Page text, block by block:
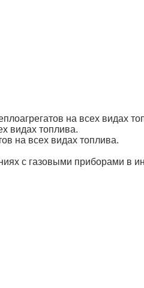
на всех видах
видах топлива.
на всех видах топлива.
с газовыми приборами в